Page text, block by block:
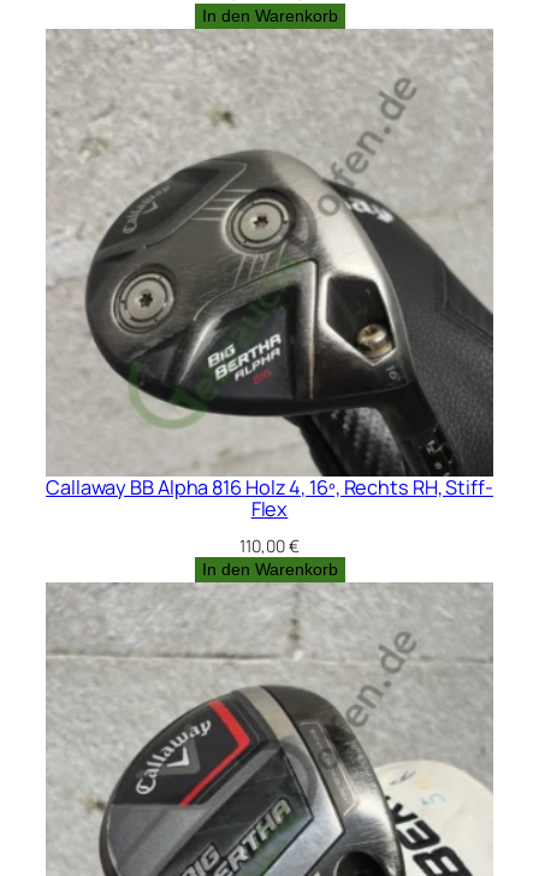
Preis
war:
220,00 €
Preis
180,00 €.
In den Warenkorb
Callaway BB Alpha 816 Holz 4, 16º, Rechts RH, Stiff-
Flex
110,00€
In den Warenkorb